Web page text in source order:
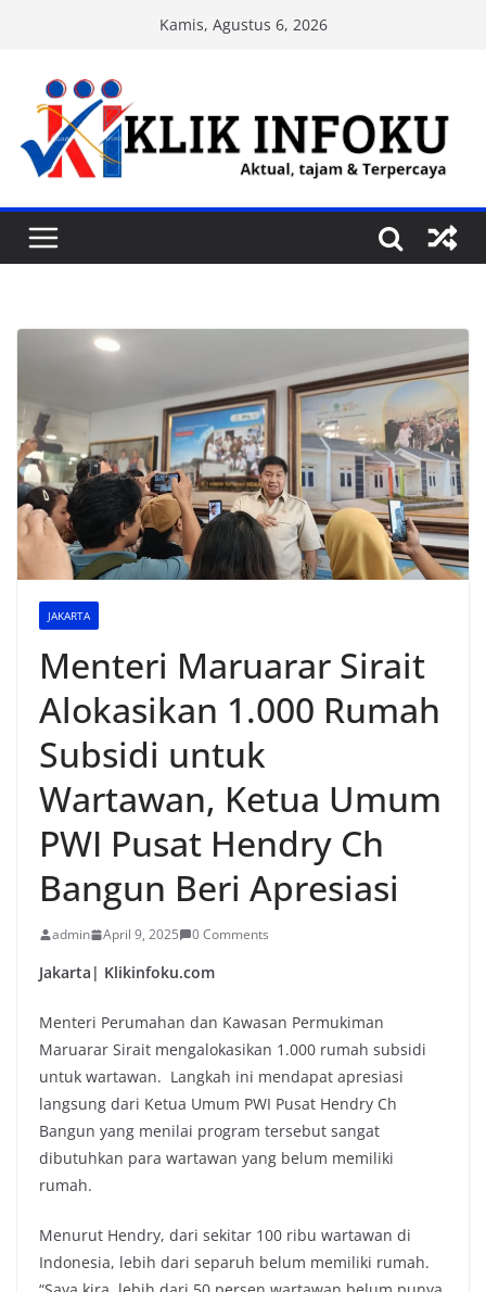
content
Kamis, Agustus 6, 2026
JAKARTA
Menteri Maruarar Sirait
Alokasikan 1.000 Rumah
Subsidi untuk
Wartawan, Ketua Umum
PWI Pusat Hendry Ch
Bangun Beri Apresiasi
admin April 9, 2025 0 Comments
Jakarta| Klikinfoku.com
Menteri Perumahan dan Kawasan Permukiman
Maruarar Sirait mengalokasikan 1.000 rumah subsidi
untuk wartawan. Langkah ini mendapat apresiasi
langsung dari Ketua Umum PWI Pusat Hendry Ch
Bangun yang menilai program tersebut sangat
dibutuhkan para wartawan yang belum memiliki
rumah.
Menurut Hendry, dari sekitar 100 ribu wartawan di
Indonesia, lebih dari separuh belum memiliki rumah.